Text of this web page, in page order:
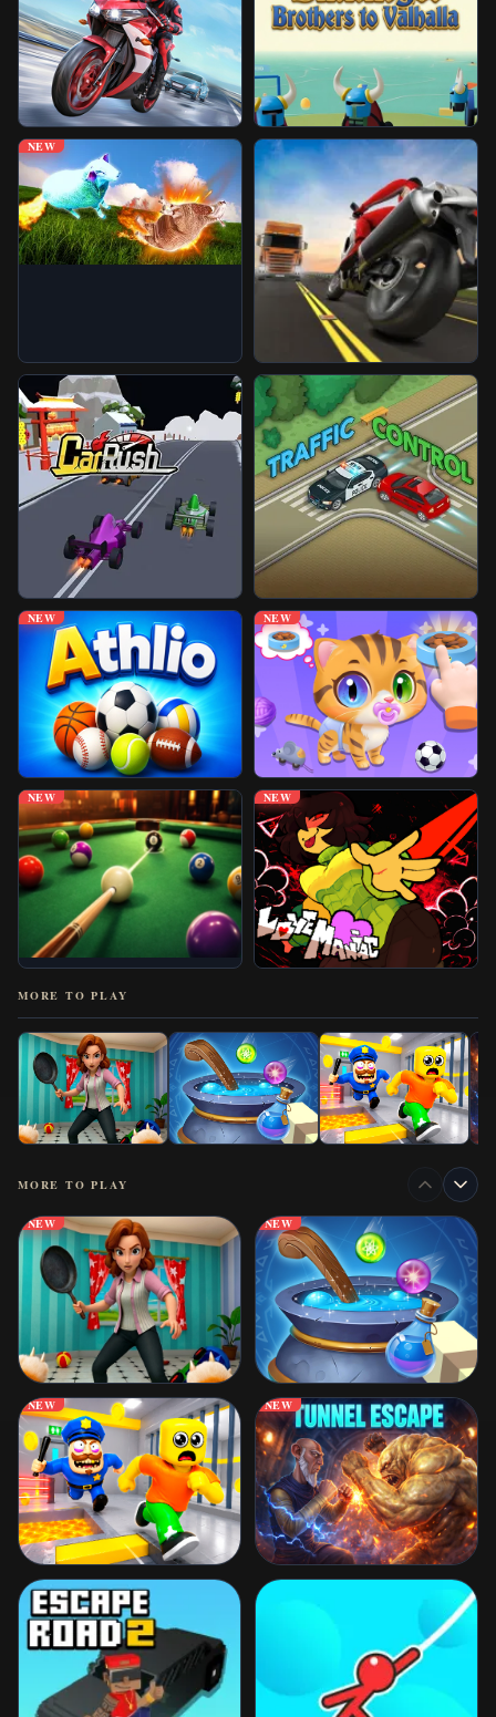
Juegos Desbloqueados
Más Juegos
NEW
NEW NEW
NEW NEW
MORE TO PLAY
MORE TO PLAY
NEW NEW
NEW NEW